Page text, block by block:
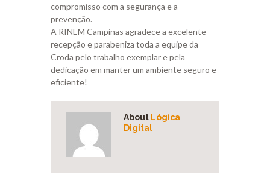
compromisso com a segurança e a
prevenção.
A RINEM Campinas agradece a excelente
recepção e parabeniza toda a equipe da
Croda pelo trabalho exemplar e pela
dedicação em manter um ambiente seguro e
eficiente!
About Lógica
Digital